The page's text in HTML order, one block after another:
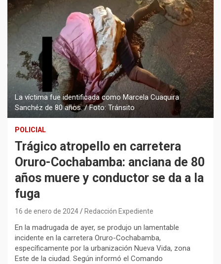
La víctima fue identificada como Marcela Cuaquira
Sanchéz de 80 años. / Foto: Tránsito
POLICIAL
Trágico atropello en carretera
Oruro-Cochabamba: anciana de 80
años muere y conductor se da a la
fuga
16 de enero de 2024 Redacción Expediente
En la madrugada de ayer, se produjo un lamentable
incidente en la carretera Oruro-Cochabamba,
específicamente por la urbanización Nueva Vida, zona
Este de la ciudad. Según informó el Comando